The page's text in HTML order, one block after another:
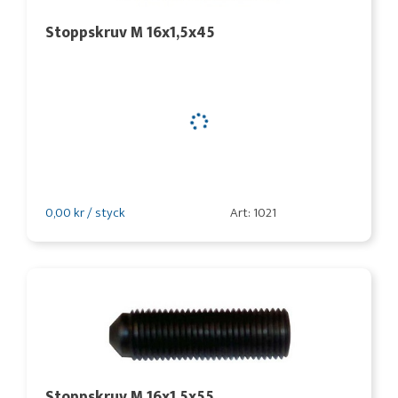
Stoppskruv M 16x1,5x45
0,00 kr / styck Art: 1021